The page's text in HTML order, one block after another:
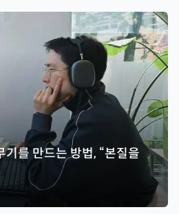
기를 만드는 방법, “본질을